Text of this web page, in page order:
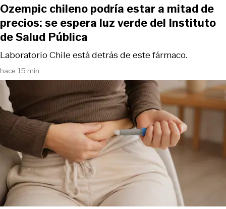
hace 15 min
Laboratorio Chile está detrás de este fármaco.
Ozempic chileno podría estar a mitad de
precios: se espera luz verde del Instituto
de Salud Pública